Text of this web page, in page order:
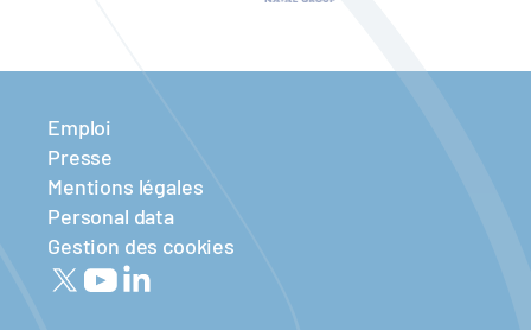
Emploi
Presse
Mentions légales
Personal data
Gestion des cookies